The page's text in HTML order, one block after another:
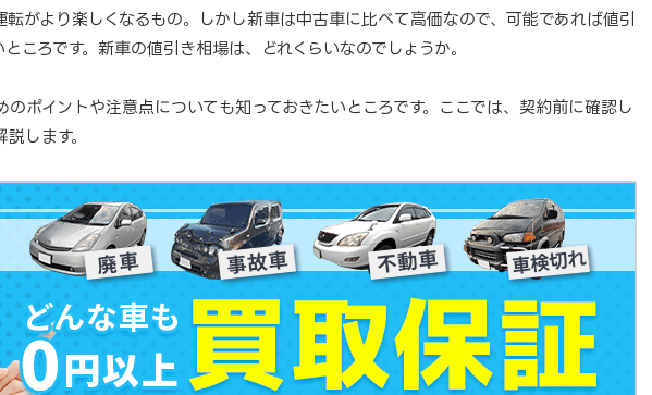
がより楽しくなるもの。しかし新車は中古車に比べて高価なので、可能であれば値引
ころです。新車の値引き相場は、どれくらいなのでしょうか。
ポイントや注意点についても知っておきたいところです。ここでは、契約前に確認し
します。